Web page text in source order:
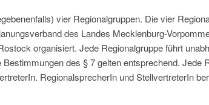
vier Regionalgruppen. Die vier
des Landes Mecklenburg-
organisiert. Jede Regionalgruppe führt
des § 7 gelten entsprechend. Jede
RegionalsprecherIn und StellvertreterIn